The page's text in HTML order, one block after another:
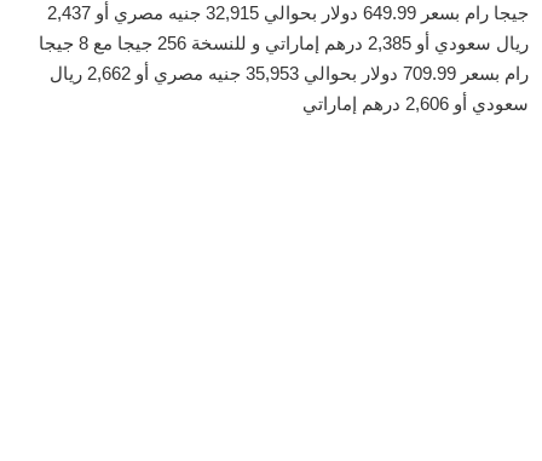
جيجا رام بسعر 649.99 دولار بحوالي 32,915 جنيه مصري أو 2,437
ريال سعودي أو 2,385 درهم إماراتي و للنسخة 256 جيجا مع 8 جيجا
رام بسعر 709.99 دولار بحوالي 35,953 جنيه مصري أو 2,662 ريال
سعودي أو 2,606 درهم إماراتي